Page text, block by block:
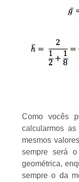
Como vocês
calcularmos
mesmos
sempre será
geométrica,
sempre o da